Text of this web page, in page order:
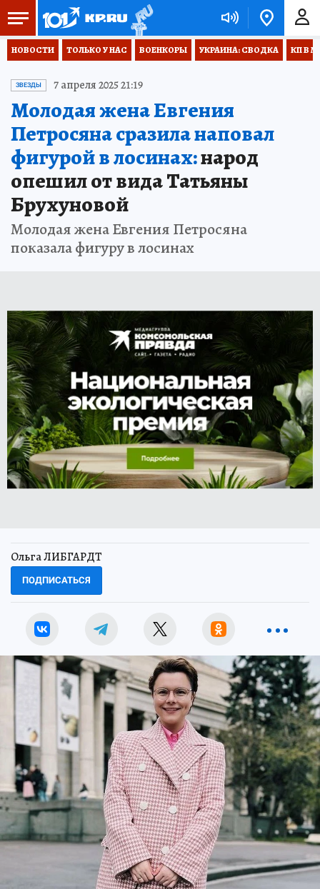
НОВОСТИ ТОЛЬКО У НАС ВОЕНКОРЫ УКРАИНА: СВОДКА КП В
ЗВЕЗДЫ 7 апреля 2025 21:19
Молодая жена Евгения
Петросяна сразила наповал
фигурой в лосинах:народ
опешил от вида Татьяны
Брухуновой
Молодая жена Евгения Петросяна
показала фигуру в лосинах
Ольга ЛИБГАРДТ
ПОДПИСАТЬСЯ